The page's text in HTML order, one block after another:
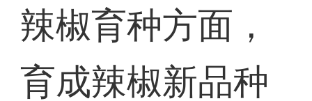
辣椒育种方面，
育成辣椒新品种